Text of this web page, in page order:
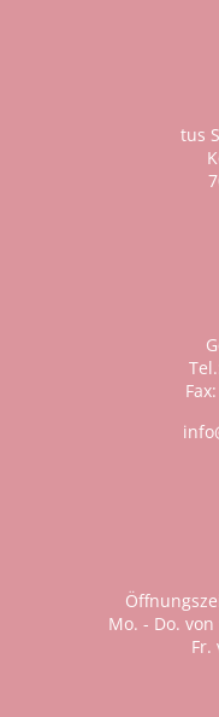
tus
Mo. - Do.
Fr.